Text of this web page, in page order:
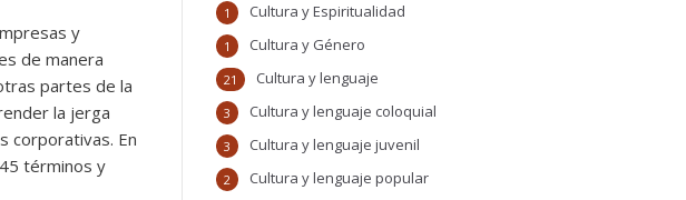
y
de manera
partes de la
la jerga
corporativas. En
términos y
Cultura y Espiritualidad
1
Cultura y Género
1
Cultura y lenguaje
21
Cultura y lenguaje coloquial
3
Cultura y lenguaje juvenil
3
Cultura y lenguaje popular
2